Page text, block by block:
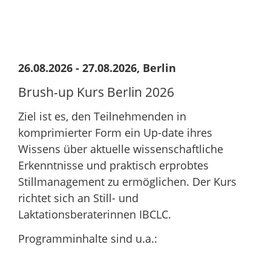
26.08.2026 - 27.08.2026, Berlin
Brush-up Kurs Berlin 2026
Ziel ist es, den Teilnehmenden in
komprimierter Form ein Up-date ihres
Wissens über aktuelle wissenschaftliche
Erkenntnisse und praktisch erprobtes
Stillmanagement zu ermöglichen. Der Kurs
richtet sich an Still- und
Laktationsberaterinnen IBCLC.
Programminhalte sind u.a.: